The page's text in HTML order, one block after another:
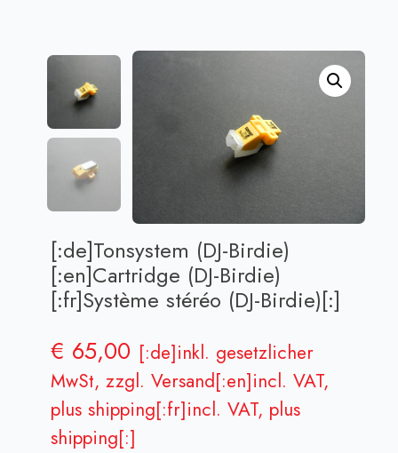
[:de]Tonsystem (DJ-Birdie)
[:en]Cartridge (DJ-Birdie)
[:fr]Système stéréo (DJ-Birdie)[:]
€ 65,00 [:de]inkl. gesetzlicher
MwSt, zzgl. Versand[:en]incl. VAT,
plus shipping[:fr]incl. VAT, plus
shipping[:]